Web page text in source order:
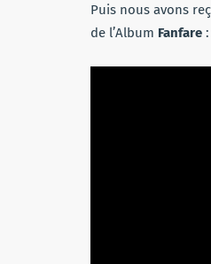
Puis nous avons
de l’Album Fanfare